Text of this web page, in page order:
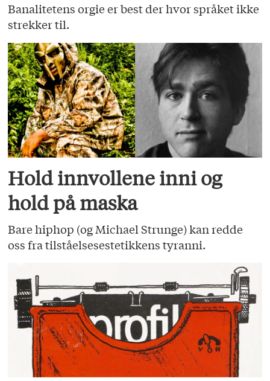
Banalitetens orgie er best der hvor språket ikke
strekker til.
Hold innvollene inni og
hold på maska
Bare hiphop (og Michael Strunge) kan redde
oss fra tilståelsesestetikkens tyranni.